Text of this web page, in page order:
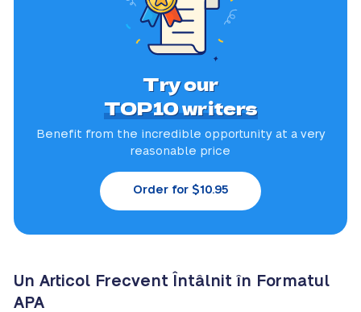
Try our
TOP10 writers
Benefit from the incredible opportunity at a very
reasonable price
Order for $10.95
Un Articol Frecvent Întâlnit în Formatul
APA